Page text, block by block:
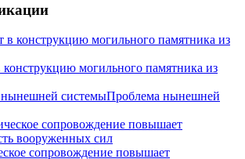
конструкцию могильного памятника из
Проблема нынешней
сопровождение повышает